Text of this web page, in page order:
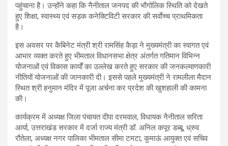
पहुंचाना है। उन्होंने कहा कि नैनीताल जनपद की भौगोलिक स्थिति को देखते
हुए शिक्षा, स्वास्थ्य एवं सड़क कनेक्टिविटी सरकार की सर्वाेच्च प्राथमिकता
है।
इस अवसर पर कैबिनेट मंत्री श्री रामसिंह कैड़ा ने मुख्यमंत्री का स्वागत एवं
आभार व्यक्त करते हुए भीमताल विधानसभा क्षेत्र अंतर्गत गतिमान विभिन्न
योजनाओं एवं विकास कार्यों का उल्लेख करते हुए सरकार की जनकल्याणकारी
नीतियों योजनाओं की जानकारी दी। इससे पहले मुख्यमंत्री ने रामलीला मैदान
स्थित श्री हनुमान मंदिर में पूजा अर्चना कर प्रदेश की खुशहाली की कामना
की।
कार्यक्रम में अध्यक्ष जिला पंचायत दीपा दरमवाल, विधायक नैनीताल सरिता
आर्या, उत्तराखंड सरकार में दर्जा राज्य मंत्री डॉ. अनिल कपूर डब्बू, ध्रुव
रौतेला, अध्यक्ष नगर पालिका भीमताल सीमा टमटा, कुमाऊं आयुक्त एवं सचिव